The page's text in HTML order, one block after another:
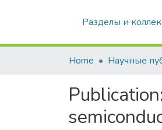
Разделы и
Home
Publication: